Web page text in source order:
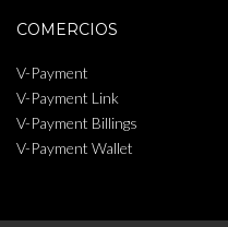
COMERCIOS
V-Payment
V-Payment Link
V-Payment Billings
V-Payment Wallet